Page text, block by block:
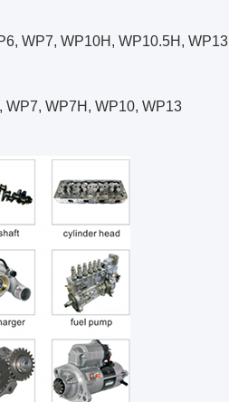
WP7, WP10H, WP10.5H, WP13
WP7, WP7H, WP10, WP13